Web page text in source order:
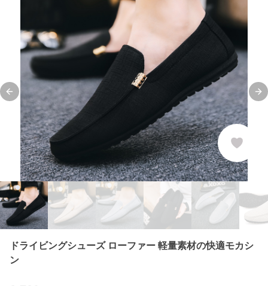
Previous slide
ドライビングシューズ ローファー 軽量素材の快適モカシ
ン